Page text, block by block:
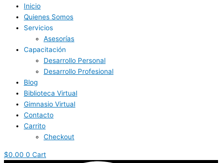
Inicio
Quienes Somos
Servicios
Asesorías
Capacitación
Desarrollo Personal
Desarrollo Profesional
Blog
Biblioteca Virtual
Gimnasio Virtual
Contacto
Carrito
Checkout
$0.00 0 Cart